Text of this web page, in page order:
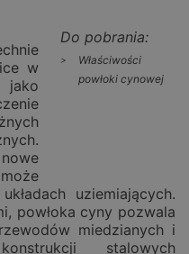
Do pobrania:
Właściwości
powłoki cynowej
w
uziemiających.
powłoka cyny pozwala
miedzianych i
stalowych